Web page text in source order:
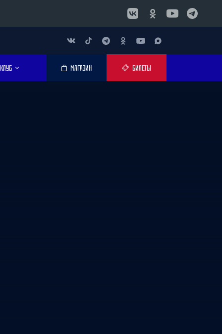
КЛУБ МАГАЗИН БИЛЕТЫ